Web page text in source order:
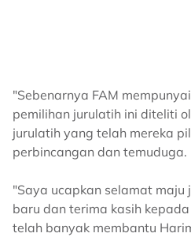
"Sebenarnya FAM
pemilihan jurulatih ini diteliti
jurulatih yang telah mereka
perbincangan dan temuduga.
"Saya ucapkan selamat
baru dan terima kasih
telah banyak membantu